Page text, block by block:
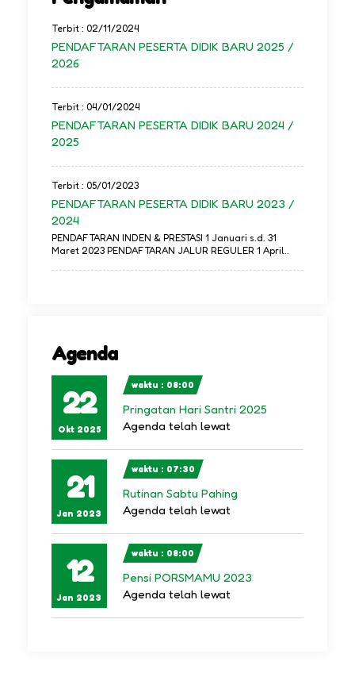
Terbit : 02/11/2024
PENDAFTARAN PESERTA DIDIK BARU 2025 /
2026
Terbit : 04/01/2024
PENDAFTARAN PESERTA DIDIK BARU 2024 /
2025
Terbit : 05/01/2023
PENDAFTARAN PESERTA DIDIK BARU 2023 /
2024
PENDAFTARAN INDEN & PRESTASI 1 Januari s.d. 31
Maret 2023 PENDAFTARAN JALUR REGULER 1 April..
Agenda
22
Okt 2025
waktu : 08:00
Pringatan Hari Santri 2025
Agenda telah lewat
21
Jan 2023
waktu : 07:30
Rutinan Sabtu Pahing
Agenda telah lewat
12
Jan 2023
waktu : 08:00
Pensi PORSMAMU 2023
Agenda telah lewat